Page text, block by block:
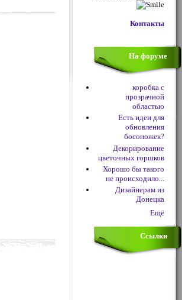
Контакты
На форуме
коробка с
прозрачной
областью
Есть идеи для
обновления
босоножек?
Декорирование
цветочных горшков
Хорошо бы такого
не происходило...
Дизайнерам из
Донецка
Ещё
Ссылки